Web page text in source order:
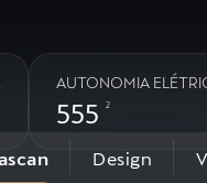
Design
AUTONOMIA
555 2